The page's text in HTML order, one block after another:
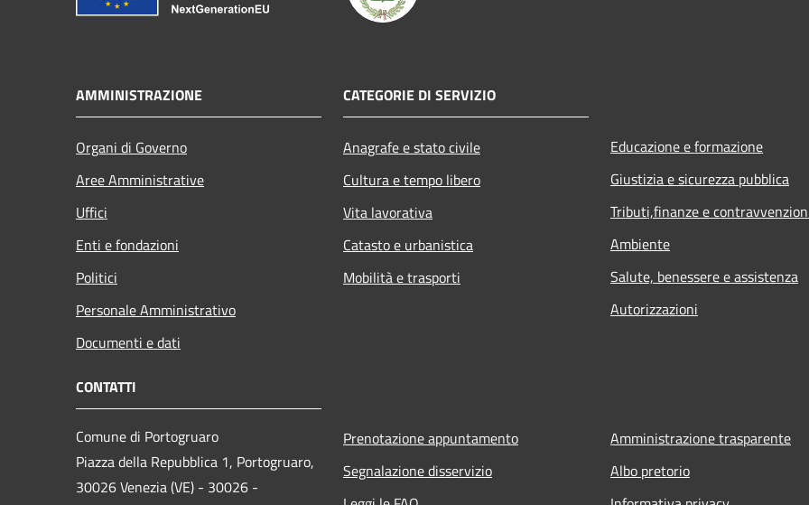
AMMINISTRAZIONE
Organi di Governo
Aree Amministrative
Uffici
Enti e fondazioni
Politici
Personale Amministrativo
Documenti e dati
CATEGORIE DI SERVIZIO
Anagrafe e stato civile
Cultura e tempo libero
Vita lavorativa
Catasto e urbanistica
Mobilità e trasporti
Educazione e formazione
Giustizia e sicurezza pubblica
Tributi,finanze e
Ambiente
Salute, benessere e assistenza
Autorizzazioni
CONTATTI
Comune di Portogruaro
Piazza della Repubblica 1, Portogruaro,
30026 Venezia (VE) - 30026 -
Prenotazione appuntamento
Segnalazione disservizio
Amministrazione trasparente
Albo pretorio